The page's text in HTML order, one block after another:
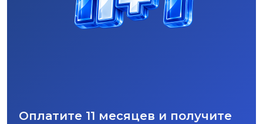
Оплатите 11 месяцев и получите